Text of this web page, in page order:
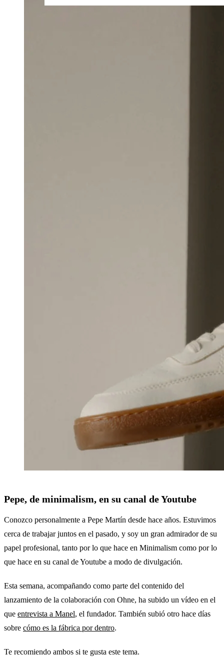
Pepe, de minimalism, en su canal de Youtube
Conozco personalmente a Pepe Martín desde hace años. Estuvimos
cerca de trabajar juntos en el pasado, y soy un gran admirador de su
papel profesional, tanto por lo que hace en Minimalism como por lo
que hace en su canal de Youtube a modo de divulgación.
Esta semana, acompañando como parte del contenido del
lanzamiento de la colaboración con Ohne, ha subido un vídeo en el
que entrevista a Manel, el fundador. También subió otro hace días
sobre cómo es la fábrica por dentro.
Te recomiendo ambos si te gusta este tema.